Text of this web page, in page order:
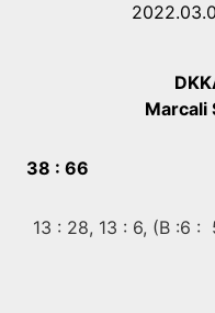
Marcali
38 : 66
13 : 28, 13 : 6, (B :6 :